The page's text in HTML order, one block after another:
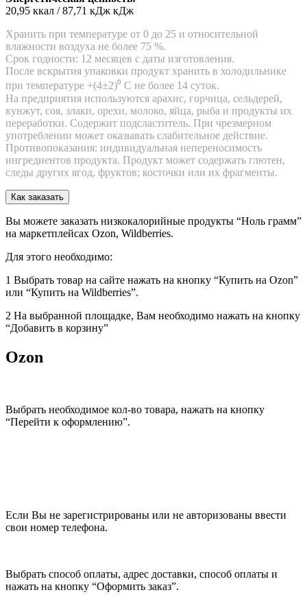
20,95 ккал / 87,71 кДж кДж
Хранить при температуре от 0 до 25 и относительной
влажности воздуха не более 75 %.
Срок годности: 12 месяцев с даты изготовления.
После вскрытия упаковки продукт хранить в холодильнике
при температуре +(4±2)⁰ С не более 14 суток.
На предприятия используются арахис, горчица, сельдерей,
кунжут, соя, злаки, орехи, молоко, яйца, рыба и продукты их
переработки. Содержит подсластитель. При чрезмерном
употреблении может оказывать слабительное действие.
Противопоказания: индивидуальная непереносимость
ингредиентов продукта. Продукт может содержать глютен,
следы других ягод, фруктов; косточки или их фрагменты.
Как заказать
Вы можете заказать низкокалорийные продукты “Ноль грамм”
на маркетплейсах Ozon, Wildberries.
Для этого необходимо:
1 Выбрать товар на сайте нажать на кнопку “Купить на Ozon”
или “Купить на Wildberries”.
2 На выбранной площадке, Вам необходимо нажать на кнопку
“Добавить в корзину”
Ozon
Выбрать необходимое кол-во товара, нажать на кнопку
“Перейти к оформлению”.
Если Вы не зарегистрированы или не авторизованы ввести
свои номер телефона.
Выбрать способ оплаты, адрес доставки, способ оплаты и
нажать на кнопку “Оформить заказ”.